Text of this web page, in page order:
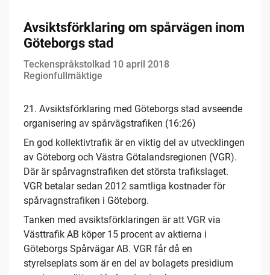
Avsiktsförklaring om spårvägen inom
Göteborgs stad
Teckenspråkstolkad 10 april 2018
Regionfullmäktige
21. Avsiktsförklaring med Göteborgs stad avseende
organisering av spårvägstrafiken (16:26)
En god kollektivtrafik är en viktig del av utvecklingen
av Göteborg och Västra Götalandsregionen (VGR).
Där är spårvagnstrafiken det största trafikslaget.
VGR betalar sedan 2012 samtliga kostnader för
spårvagnstrafiken i Göteborg.
Tanken med avsiktsförklaringen är att VGR via
Västtrafik AB köper 15 procent av aktierna i
Göteborgs Spårvägar AB. VGR får då en
styrelseplats som är en del av bolagets presidium